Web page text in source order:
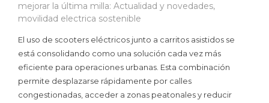
mejorar la última milla: Actualidad y novedades,
movilidad electrica sostenible
El uso de scooters eléctricos junto a carritos asistidos se
está consolidando como una solución cada vez más
eficiente para operaciones urbanas. Esta combinación
permite desplazarse rápidamente por calles
congestionadas, acceder a zonas peatonales y reducir